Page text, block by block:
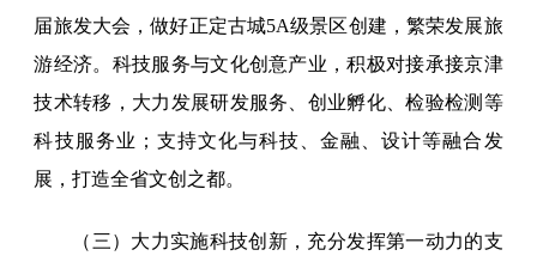
届旅发大会，做好正定古城5A级景区创建，繁荣发展旅
游经济。科技服务与文化创意产业，积极对接承接京津
技术转移，大力发展研发服务、创业孵化、检验检测等
科技服务业；支持文化与科技、金融、设计等融合发
展，打造全省文创之都。
（三）大力实施科技创新，充分发挥第一动力的支